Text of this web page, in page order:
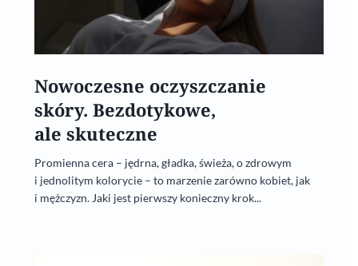
Nowoczesne oczyszczanie
skóry. Bezdotykowe,
ale skuteczne
Promienna cera – jędrna, gładka, świeża, o zdrowym
i jednolitym kolorycie – to marzenie zarówno kobiet, jak
i mężczyzn. Jaki jest pierwszy konieczny krok...